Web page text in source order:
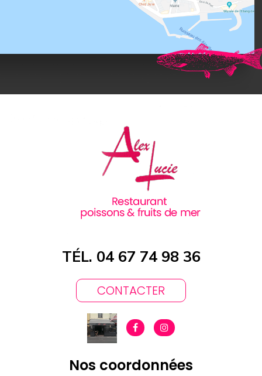
TÉL. 04 67 74 98 36
CONTACTER
Nos coordonnées